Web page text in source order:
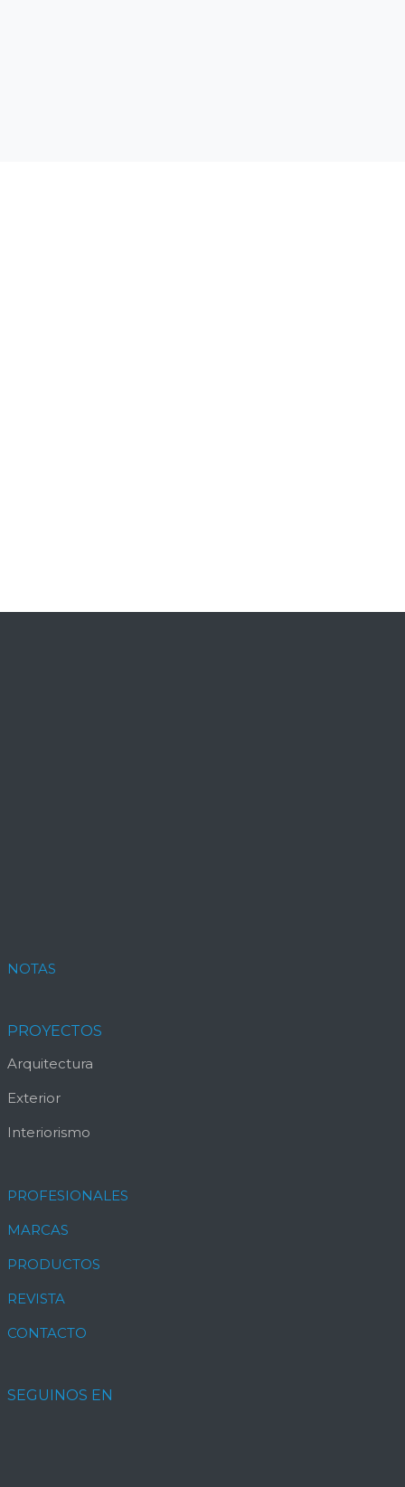
NOTAS
PROYECTOS
Arquitectura
Exterior
Interiorismo
PROFESIONALES
MARCAS
PRODUCTOS
REVISTA
CONTACTO
SEGUINOS EN